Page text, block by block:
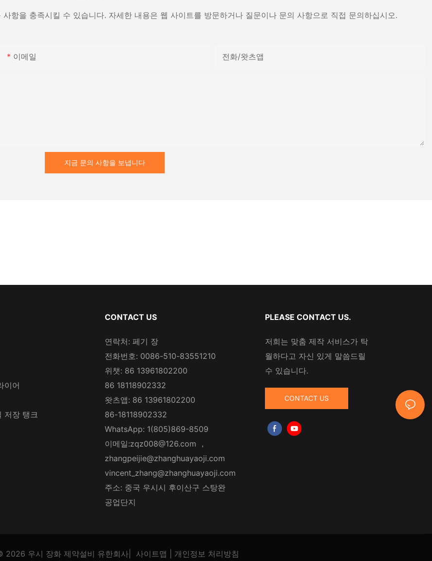
항을 충족시킬 수 있습니다. 자세한 내용은 웹 사이트를 방문하거나 질문이나 문의 사항으로 직접 문의하십시오.
이메일 전화/왓츠앱
지금 문의 사항을 보냅니다
이어
저장 탱크
CONTACT US
연락처: 페기 장
전화번호: 0086-510-83551210
위챗: 86 13961802200
86 18118902332
왓츠앱: 86 13961802200
86-18118902332
WhatsApp: 1(805)869-8509
이메일:zqz008@126.com ，
zhangpeijie@zhanghuayaoji.com
vincent_zhang@zhanghuayaoji.com
주소: 중국 우시시 후이산구 스탕완
공업단지
PLEASE CONTACT US.
저희는 맞춤 제작 서비스가 탁
월하다고 자신 있게 말씀드릴
수 있습니다.
CONTACT US
2026 우시 장화 제약설비 유한회사 사이트맵 개인정보 처리방침